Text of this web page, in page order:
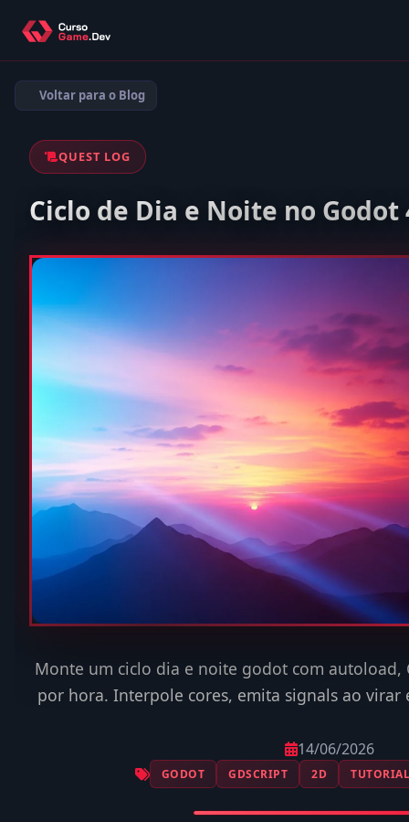
Voltar para o Blog
QUEST LOG
Ciclo de Dia e Noite no Godot
Monte um ciclo dia e noite godot com autoload,
por hora. Interpole cores, emita signals ao virar
14/06/2026
GODOT GDSCRIPT 2D